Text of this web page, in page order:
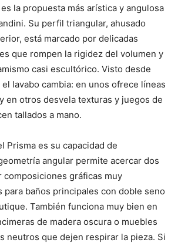
la propuesta más arística y angulosa
Su perfil triangular, ahusado
está marcado por delicadas
que rompen la rigidez del volumen y
casi escultórico. Visto desde
lavabo cambia: en unos ofrece líneas
en otros desvela texturas y juegos de
tallados a mano.
Prisma es su capacidad de
angular permite acercar dos
composiciones gráficas muy
para baños principales con doble seno
También funciona muy bien en
de madera oscura o muebles
neutros que dejen respirar la pieza. Si